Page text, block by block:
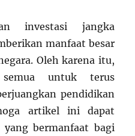
investasi jangka
manfaat besar
Oleh karena itu,
untuk terus
pendidikan
artikel ini dapat
bermanfaat bagi